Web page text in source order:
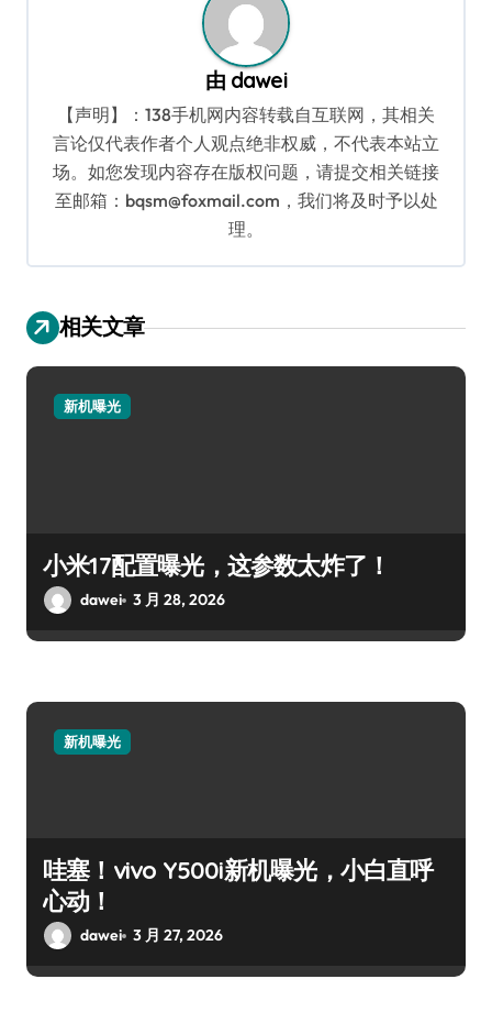
由 dawei
【声明】：138手机网内容转载自互联网，其相关
言论仅代表作者个人观点绝非权威，不代表本站立
场。如您发现内容存在版权问题，请提交相关链接
至邮箱：bqsm@foxmail.com，我们将及时予以处
理。
相关文章
新机曝光
小米17配置曝光，这参数太炸了！
dawei 3 月 28, 2026
新机曝光
哇塞！vivo Y500i新机曝光，小白直呼
心动！
dawei 3 月 27, 2026